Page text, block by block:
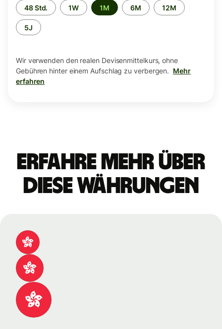
Zeitraum
48 Std. 1W 1M 6M 12M
5J
Wir verwenden den realen Devisenmittelkurs, ohne
Gebühren hinter einem Aufschlag zu verbergen. Mehr
erfahren
Erfahre mehr über
diese Währungen